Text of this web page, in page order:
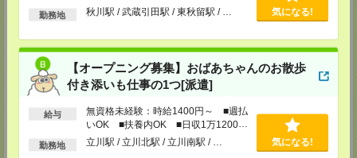
以上
勤務地 秋川駅 / 武蔵引田駅 / 東秋留駅 / … 気になる!
【オープニング募集】おばあちゃんのお散歩
付き添いも仕事の1つ[派遣]
給与
無資格未経験：時給1400円～ ■週払
いOK ■扶養内OK ■日収1万1200円
以上
勤務地 立川駅 / 立川北駅 / 立川南駅 / … 気になる!
町田介護オフィス
TEL：042-728-3021
FAX：042-728-3025
担当：採用担当
〒210-0007 神奈川県川崎市川崎区駅前本町3-1 NMF川崎東口ビル7F
TEL：044-233-3501
FAX：044-233-4305
担当：採用担当者